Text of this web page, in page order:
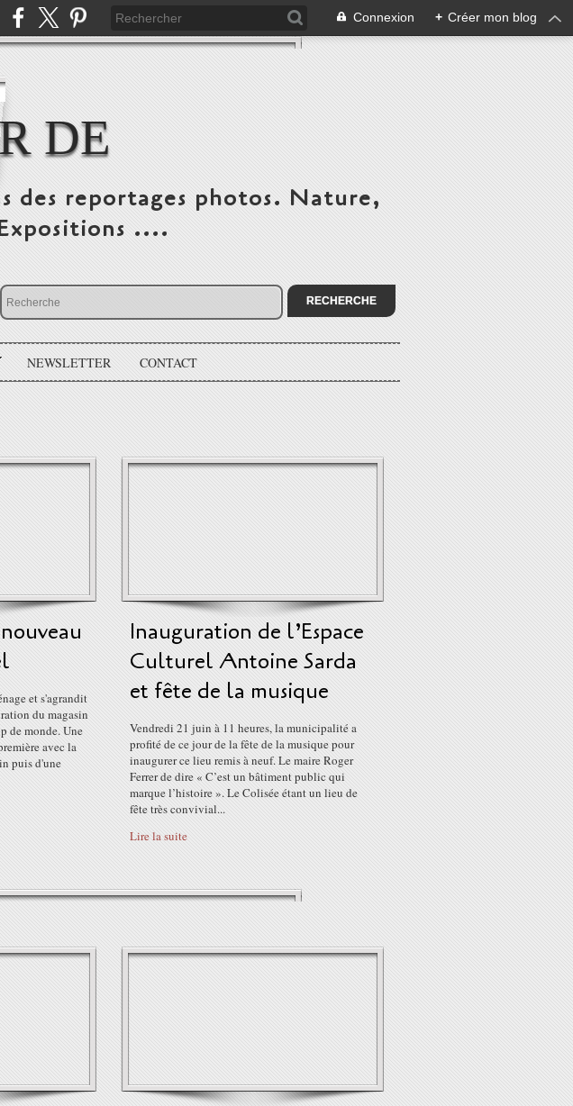
Connexion + Créer mon blog
DE
des reportages photos. Nature,
....
NEWSLETTER CONTACT
et s'agrandit
du magasin
de monde. Une
avec la
puis d'une
Inauguration de l’Espace
Culturel Antoine Sarda
et fête de la musique
Vendredi 21 juin à 11 heures, la municipalité a
profité de ce jour de la fête de la musique pour
inaugurer ce lieu remis à neuf. Le maire Roger
Ferrer de dire « C’est un bâtiment public qui
marque l’histoire ». Le Colisée étant un lieu de
fête très convivial...
Lire la suite